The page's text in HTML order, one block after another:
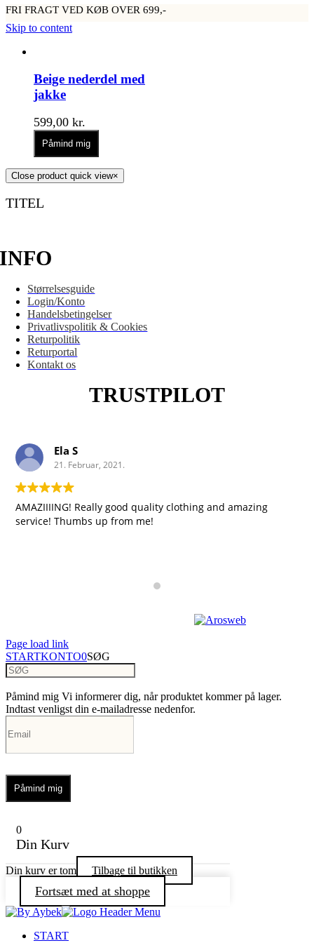
FRI FRAGT VED KØB OVER 699,-
Skip to content
Beige nederdel med
jakke
599,00 kr.
Påmind mig
Close product quick view×
TITEL
INFO
Størrelsesguide
Login/Konto
Handelsbetingelser
Privatlivspolitik & Cookies
Returpolitik
Returportal
Kontakt os
TRUSTPILOT
Ela S
21. Februar, 2021.
AMAZIIIING! Really good quality clothing and amazing
service! Thumbs up from me!
Page load link
STARTKONTO0SØG
Påmind mig Vi informerer dig, når produktet kommer på lager.
Indtast venligst din e-mailadresse nedenfor.
Påmind mig
0
Din Kurv
Din kurv er tom Tilbage til butikken
Fortsæt med at shoppe
START